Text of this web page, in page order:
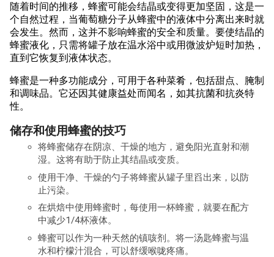
随着时间的推移，蜂蜜可能会结晶或变得更加坚固，这是一
个自然过程，当葡萄糖分子从蜂蜜中的液体中分离出来时就
会发生。然而，这并不影响蜂蜜的安全和质量。要使结晶的
蜂蜜液化，只需将罐子放在温水浴中或用微波炉短时加热，
直到它恢复到液体状态。
蜂蜜是一种多功能成分，可用于各种菜肴，包括甜点、腌制
和调味品。它还因其健康益处而闻名，如其抗菌和抗炎特
性。
储存和使用蜂蜜的技巧
将蜂蜜储存在阴凉、干燥的地方，避免阳光直射和潮
湿。这将有助于防止其结晶或变质。
使用干净、干燥的勺子将蜂蜜从罐子里舀出来，以防
止污染。
在烘焙中使用蜂蜜时，每使用一杯蜂蜜，就要在配方
中减少1/4杯液体。
蜂蜜可以作为一种天然的镇咳剂。将一汤匙蜂蜜与温
水和柠檬汁混合，可以舒缓喉咙疼痛。